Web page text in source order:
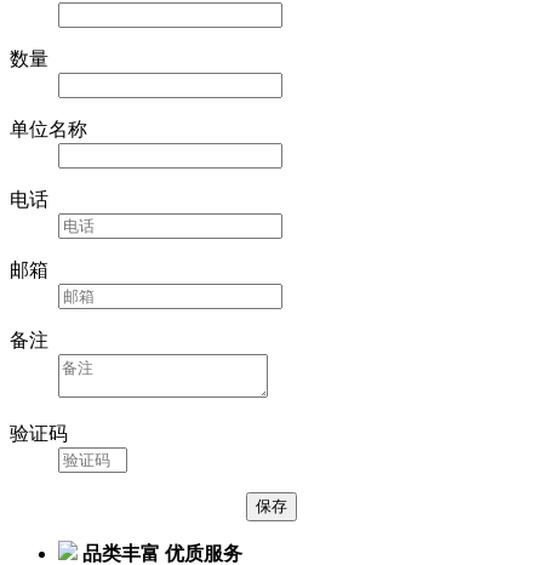
数量
单位名称
电话
邮箱
备注
验证码
品类丰富 优质服务